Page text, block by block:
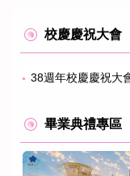
校慶慶祝大會
38週年校慶慶祝大
畢業典禮專區